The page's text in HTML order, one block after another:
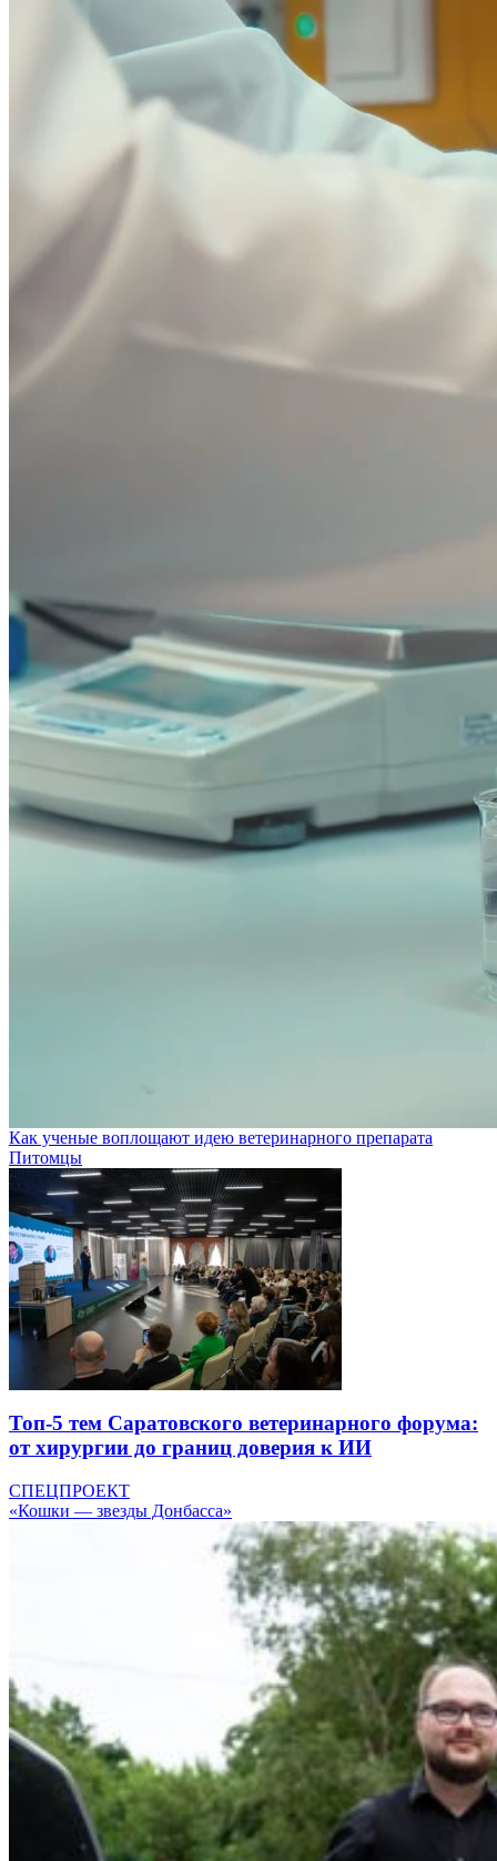
Как ученые воплощают идею ветеринарного препарата
Питомцы
Топ-5 тем Саратовского ветеринарного форума:
от хирургии до границ доверия к ИИ
СПЕЦПРОЕКТ
«Кошки — звезды Донбасса»